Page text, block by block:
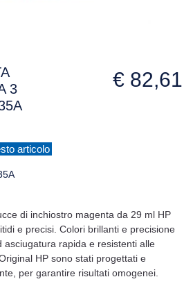
3
€ 82,61
articolo
di inchiostro magenta da 29 ml HP
e precisi. Colori brillanti e precisione
asciugatura rapida e resistenti alle
HP sono stati progettati e
per garantire risultati omogenei.